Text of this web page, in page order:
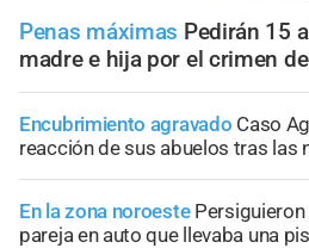
Penas máximas Pedirán 15
madre e hija por el crimen
Encubrimiento agravado Caso
reacción de sus abuelos tras las
En la zona noroeste Persiguieron
pareja en auto que llevaba una